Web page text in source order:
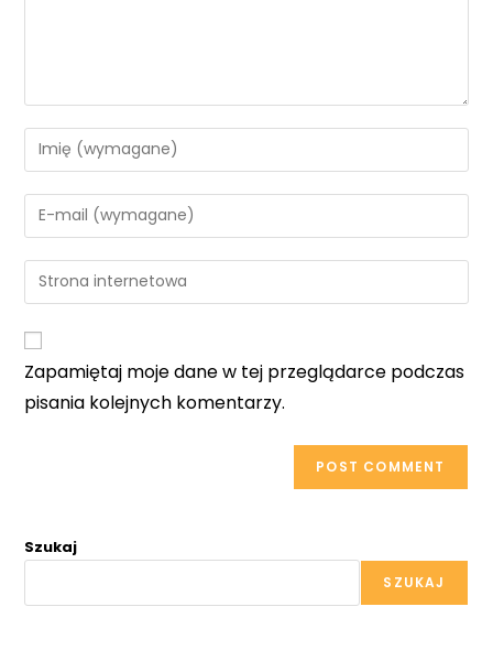
Enter
your
name
or
to
comment
Enter
your
email
address
comment
Enter
your
website
URL
(optional)
Zapamiętaj moje dane w tej przeglądarce podczas
pisania kolejnych komentarzy.
Szukaj
SZUKAJ